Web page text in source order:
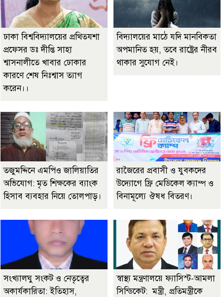
ঢাকা বিশ্ববিদ্যালয়ের প্রথিতযশা
প্রফেসর ডঃ দীপ্তি সাহা
শ্বাসনালীতে খাবার ঢোকার
কারণে শেষ নিঃশ্বাস ত্যাগ
করেন।।
বিদ্যালয়ের মাঠে যদি মানবিকতা
অপমানিত হয়, তবে রাষ্ট্রের নীরব
থাকার সুযোগ নেই।
তজুমদ্দিনে এমপিও জালিয়াতির
অভিযোগ: মৃত শিক্ষকের ব্যাংক
হিসাব ব্যবহার নিয়ে তোলপাড়।
রাজৈরের‌ প্রবাসী ও যুবকদের
উদ্যোগে ফ্রি মেডিকেল ক্যাম্প ও
বিনামূল্যে ঔষধ বিতরণ।
সংখ্যালঘু সংকট ও নেতৃত্বের
অকার্যকারিতা: ইতিহাস,
স্বাস্থ্য মন্ত্রণালয়ে ফ্যাসিস্ট-আমলা
সিন্ডিকেট: মন্ত্রী, প্রতিমন্ত্রীকে